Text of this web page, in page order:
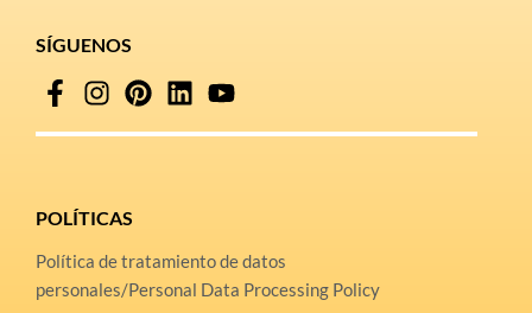
SÍGUENOS
POLÍTICAS
Política de tratamiento de datos
personales/Personal Data Processing Policy